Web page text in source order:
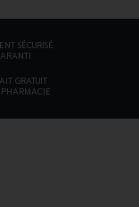
SÉCURISÉ
GRATUIT